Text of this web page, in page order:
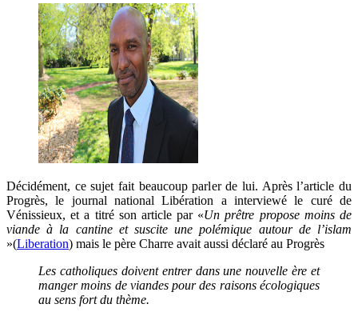
Décidément, ce sujet fait beaucoup parler de lui. Après l’article du
Progrès, le journal national Libération a interviewé le curé de
Vénissieux, et a titré son article par «Un prêtre propose moins de
viande à la cantine et suscite une polémique autour de l’islam
»(Liberation) mais le père Charre avait aussi déclaré au Progrès
Les catholiques doivent entrer dans une nouvelle ère et
manger moins de viandes pour des raisons écologiques
au sens fort du thème.